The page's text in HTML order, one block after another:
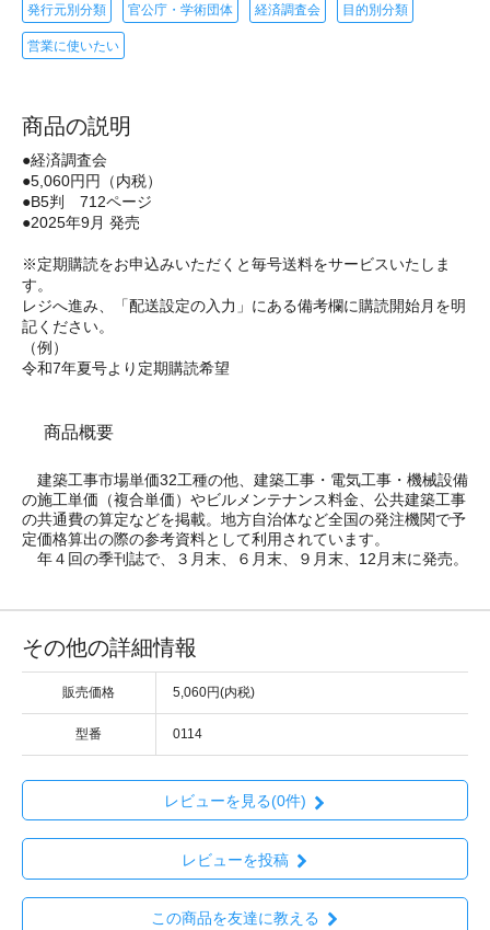
発行元別分類 官公庁・学術団体 経済調査会 目的別分類
営業に使いたい
商品の説明
●経済調査会
●5,060円円（内税）
●B5判 712ページ
●2025年9月 発売
※定期購読をお申込みいただくと毎号送料をサービスいたしま
す。
レジへ進み、「配送設定の入力」にある備考欄に購読開始月を明
記ください。
（例）
令和7年夏号より定期購読希望
商品概要
建築工事市場単価32工種の他、建築工事・電気工事・機械設備
の施工単価（複合単価）やビルメンテナンス料金、公共建築工事
の共通費の算定などを掲載。地方自治体など全国の発注機関で予
定価格算出の際の参考資料として利用されています。
年４回の季刊誌で、３月末、６月末、９月末、12月末に発売。
その他の詳細情報
販売価格 5,060円(内税)
型番 0114
レビューを見る(0件)
レビューを投稿
この商品を友達に教える